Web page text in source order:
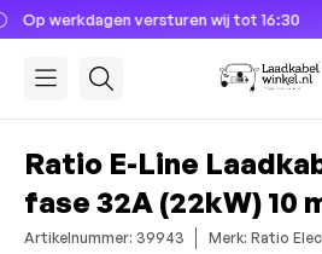
tot 16:30
Ratio E-Line
fase 32A (22kW) 10
Artikelnummer: 39943 Merk: Ratio